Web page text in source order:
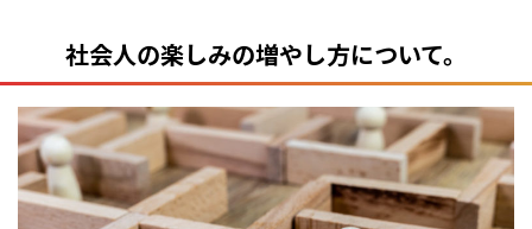
社会人の楽しみの増やし方について。